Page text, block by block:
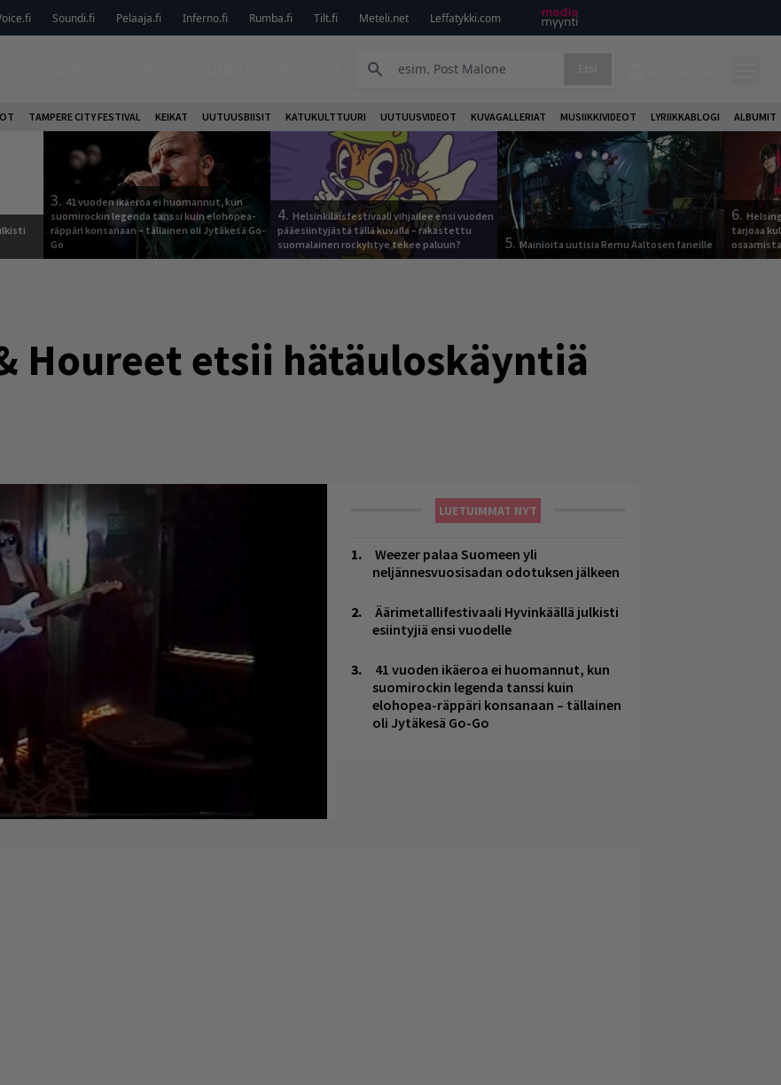
Soundi.fi Pelaaja.fi Inferno.fi Rumba.fi Tilt.fi Meteli.net Leffatykki.com
TAMPERE CITY FESTIVAL KEIKAT UUTUUSBIISIT KATUKULTTUURI UUTUUSVIDEOT KUVAGALLERIAT MUSIIKKIVIDEOT LYRIIKKABLOGI ALBUMIT
3. 41 vuoden ikäeroa ei huomannut, kun
suomirockin legenda tanssi kuin elohopea-
räppäri konsanaan – tällainen oli Jytäkesä Go-
Go
4. Helsinkiläisfestivaali vihjailee ensi vuoden
pääesiintyjästä tällä kuvalla – rakastettu
suomalainen rockyhtye tekee paluun?
5.Mainioita uutisia Remu Aaltosen faneille
6.
tarjoaa
Houreet etsii hätäuloskäyntiä
LUETUIMMAT NYT
Weezer palaa Suomeen yli
neljännesvuosisadan odotuksen jälkeen
Äärimetallifestivaali Hyvinkäällä julkisti
esiintyjiä ensi vuodelle
41 vuoden ikäeroa ei huomannut, kun
suomirockin legenda tanssi kuin
elohopea-räppäri konsanaan – tällainen
oli Jytäkesä Go-Go